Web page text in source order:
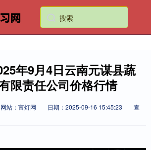
年9月4日云南元谋县蔬
限责任公司价格行情
网站：富灯网 日期：2025-09-16 15:45:23
查